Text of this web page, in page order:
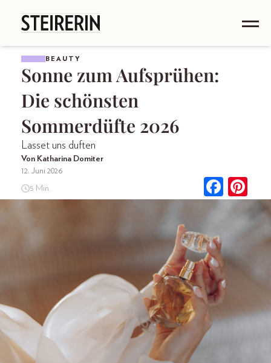
BEAUTY
Sonne zum Aufsprühen:
Die schönsten
Sommerdüfte 2026
Lasset uns duften
Von Katharina Domiter
12. Juni 2026
5 Min.